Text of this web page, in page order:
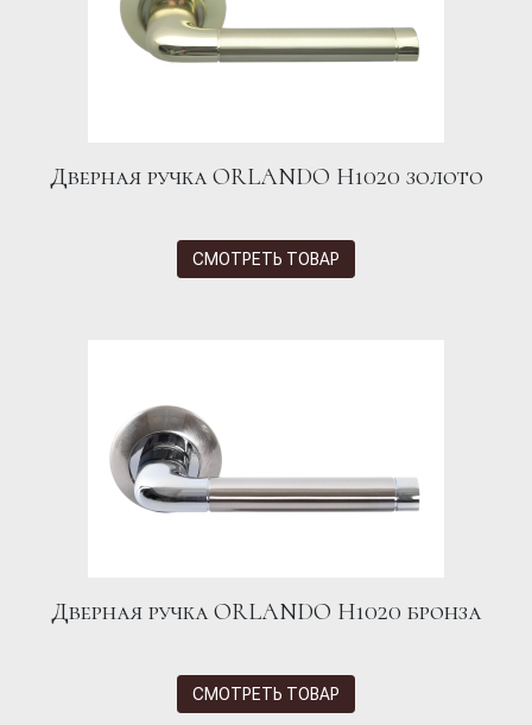
Дверная ручка ORLANDO H1020 золото
СМОТРЕТЬ ТОВАР
Дверная ручка ORLANDO H1020 бронза
СМОТРЕТЬ ТОВАР